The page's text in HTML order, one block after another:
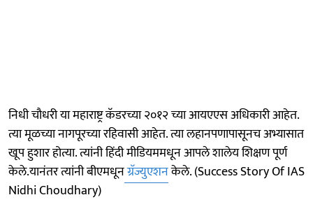
निधी चौधरी या महाराष्ट्र कॅडरच्या २०१२ च्या आयएएस अधिकारी आहेत.
त्या मूळच्या नागपूरच्या रहिवासी आहेत. त्या लहानपणापासूनच अभ्यासात
खूप हुशार होत्या. त्यांनी हिंदी मीडियममधून आपले शालेय शिक्षण पूर्ण
केले.यानंतर त्यांनी बीएमधूनग्रॅज्युएशनकेले. (Success Story Of IAS
Nidhi Choudhary)